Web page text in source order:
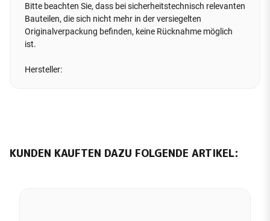
Bitte beachten Sie, dass bei sicherheitstechnisch relevanten
Bauteilen, die sich nicht mehr in der versiegelten
Originalverpackung befinden, keine Rücknahme möglich
ist.
Hersteller:
KUNDEN KAUFTEN DAZU FOLGENDE ARTIKEL: